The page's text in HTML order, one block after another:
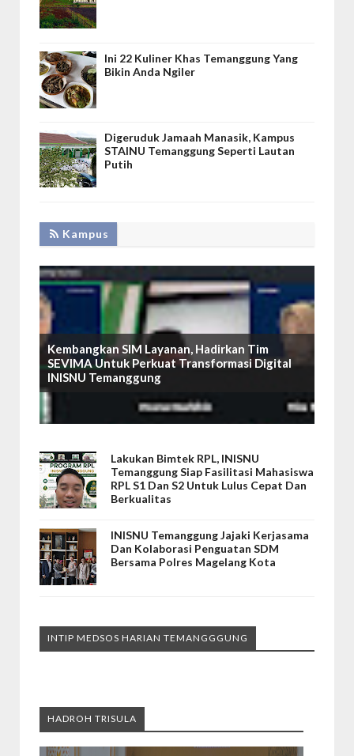
Ini 22 Kuliner Khas Temanggung Yang
Bikin Anda Ngiler
Digeruduk Jamaah Manasik, Kampus
STAINU Temanggung Seperti Lautan
Putih
Kampus
Kembangkan SIM Layanan, Hadirkan Tim
SEVIMA Untuk Perkuat Transformasi Digital
INISNU Temanggung
Lakukan Bimtek RPL, INISNU
Temanggung Siap Fasilitasi Mahasiswa
RPL S1 Dan S2 Untuk Lulus Cepat Dan
Berkualitas
INISNU Temanggung Jajaki Kerjasama
Dan Kolaborasi Penguatan SDM
Bersama Polres Magelang Kota
INTIP MEDSOS HARIAN TEMANGGGUNG
HADROH TRISULA